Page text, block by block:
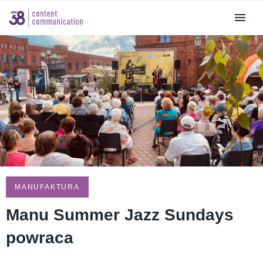
MANUFAKTURA
Manu Summer Jazz Sundays
powraca